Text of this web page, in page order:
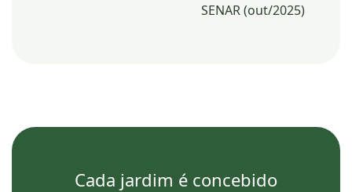
SENAR (out/2025)
Cada jardim é concebido